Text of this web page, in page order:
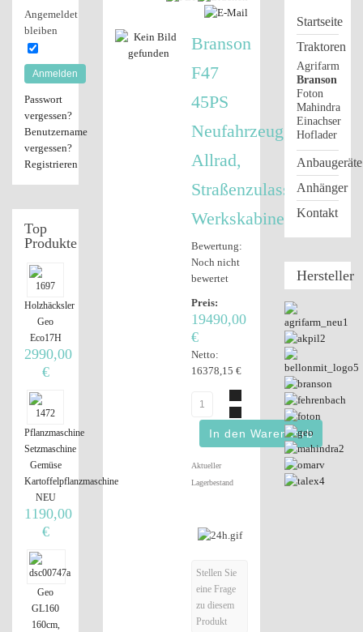
Branson
F47
45PS
Neufahrzeug,
Allrad,
Straßenzulassung,
Werkskabine
Bewertung:
Noch nicht
bewertet
Preis:
19490,00
€
Netto:
16378,15 €
Aktueller
Lagerbestand
Stellen Sie
eine Frage
zu diesem
Produkt
Angemeldet
bleiben
Anmelden
Passwort
vergessen?
Benutzername
vergessen?
Registrieren
Top
Produkte
Holzhäcksler
Geo
Eco17H
2990,00
€
Pflanzmaschine
Setzmaschine
Gemüse
Kartoffelpflanzmaschine
NEU
1190,00
€
Geo
GL160
160cm,
Startseite
Traktoren
Agrifarm
Branson
Foton
Mahindra
Einachser
Hoflader
Anbaugeräte
Anhänger
Kontakt
Hersteller